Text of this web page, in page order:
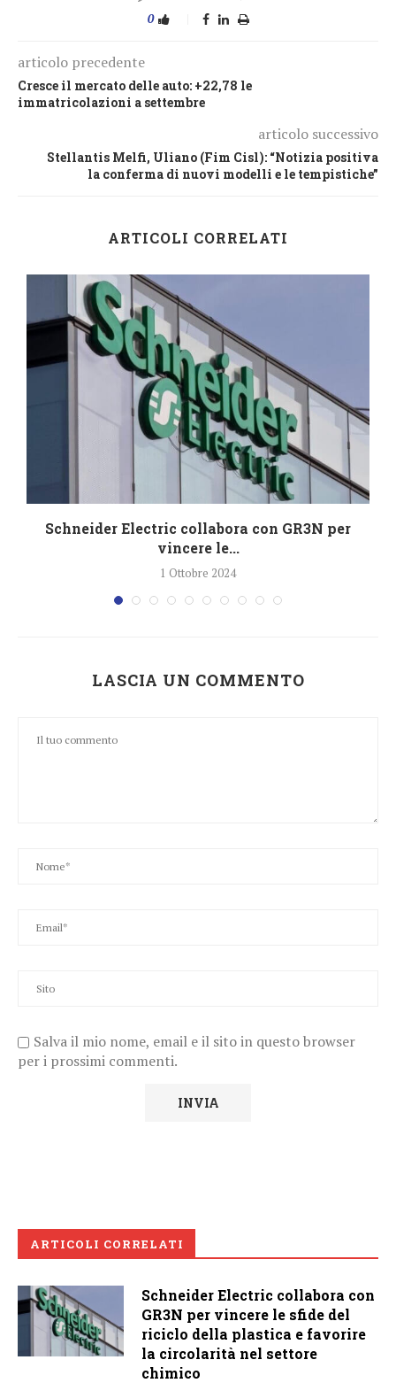
0
articolo precedente
Cresce il mercato delle auto: +22,78 le
immatricolazioni a settembre
articolo successivo
Stellantis Melfi, Uliano (Fim Cisl): “Notizia positiva
la conferma di nuovi modelli e le tempistiche”
ARTICOLI CORRELATI
Schneider Electric collabora con GR3N per
vincere le...
1 Ottobre 2024
LASCIA UN COMMENTO
Salva il mio nome, email e il sito in questo browser
per i prossimi commenti.
ARTICOLI CORRELATI
Schneider Electric collabora con
GR3N per vincere le sfide del
riciclo della plastica e favorire
la circolarità nel settore
chimico